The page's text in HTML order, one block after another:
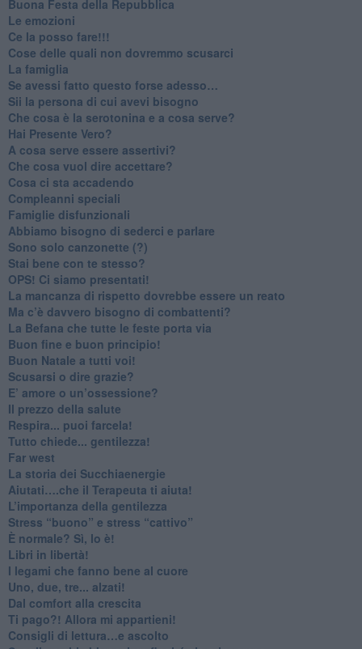
​Buona Festa della Repubblica
Le emozioni
​Ce la posso fare!!!
​Cose delle quali non dovremmo scusarci
​La famiglia
​Se avessi fatto questo forse adesso…
​Sii la persona di cui avevi bisogno
Che cosa è la serotonina e a cosa serve?
​Hai Presente Vero?
A cosa serve essere assertivi?
​Che cosa vuol dire accettare?
​Cosa ci sta accadendo
​Compleanni speciali
​Famiglie disfunzionali
​Abbiamo bisogno di sederci e parlare
Sono solo canzonette (?)
​Stai bene con te stesso?
​OPS! Ci siamo presentati!
​La mancanza di rispetto dovrebbe essere un reato
​Ma c’è davvero bisogno di combattenti?
​La Befana che tutte le feste porta via
Buon fine e buon principio!
​Buon Natale a tutti voi!
​Scusarsi o dire grazie?
​E’ amore o un’ossessione?
​Il prezzo della salute
​Respira... puoi farcela!
​Tutto chiede... gentilezza!
​Far west
​La storia dei Succhiaenergie
​Aiutati….che il Terapeuta ti aiuta!
​L’importanza della gentilezza
​Stress “buono” e stress “cattivo”
​È normale? Sì, lo è!
​Libri in libertà!
​I legami che fanno bene al cuore
Uno, due, tre... alzati!​
​Dal comfort alla crescita
​Ti pago?! Allora mi appartieni!​
​Consigli di lettura…e ascolto